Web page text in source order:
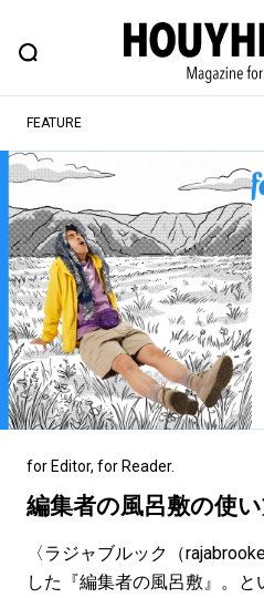
FEATURE BLOG
ヒップなファッション、カルチャー
#注目のタグ
#SHOPPING ADDICT #
#ESSENTIAL DESIGNS #
#NEW VINTAGE #マイナ
#路地裏てぃーん。
#GH 銘品の所以 #フイナ
#Commune H #FOCUS IT
#ととけん #FASHION
#LIFESTYLE #SNEAKER
FEATURE
for Editor, for Reader.
編集者の風呂敷の使い
〈ラジャブルック（
した『編集者の風呂敷』。